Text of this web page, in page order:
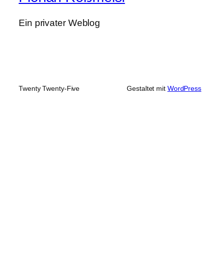
Ein privater Weblog
Twenty Twenty-Five Gestaltet mit WordPress